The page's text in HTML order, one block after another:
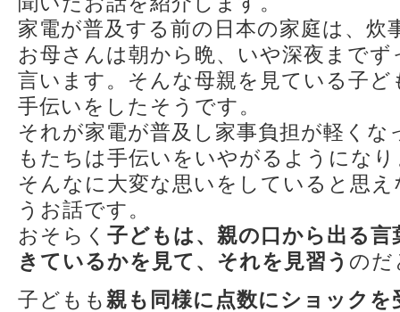
家電が普及する前の日本の家庭は、炊
お母さんは朝から晩、いや深夜まで
言います。そんな母親を見ている子
手伝いをしたそうです。
それが家電が普及し家事負担が軽くな
もたちは手伝いをいやがるようにな
そんなに大変な思いをしていると思
うお話です。
おそらく 子どもは、親の口から出る
きているかを見て、それを見習う のだ
子どもも 親も同様に点数にショック